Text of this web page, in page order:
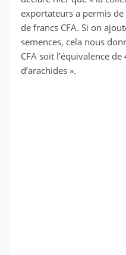
exportateurs a permis
de francs CFA. Si on
semences, cela nous
CFA soit l’équivalence
d’arachides ».